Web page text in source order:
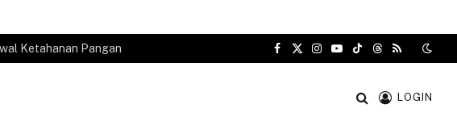
Ketahanan Pangan
Facebook
X
Instagram
YouTube
TikTokThreads
RSS
LOGIN